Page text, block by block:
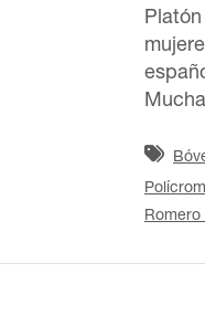
Romero